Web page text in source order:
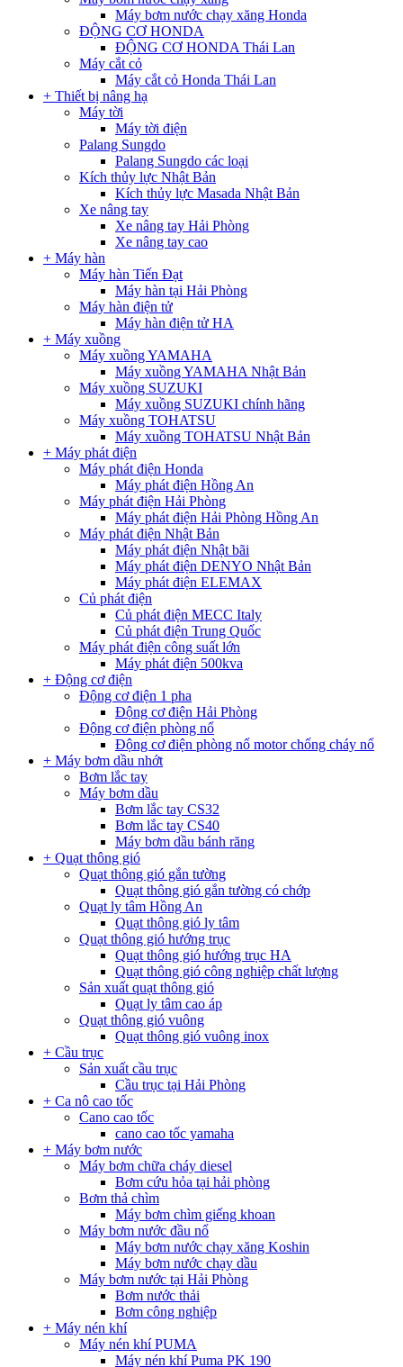
Máy bơm nước chạy xăng Honda
ĐỘNG CƠ HONDA
ĐỘNG CƠ HONDA Thái Lan
Máy cắt cỏ
Máy cắt cỏ Honda Thái Lan
+ Thiết bị nâng hạ
Máy tời
Máy tời điện
Palang Sungdo
Palang Sungdo các loại
Kích thủy lực Nhật Bản
Kích thủy lực Masada Nhật Bản
Xe nâng tay
Xe nâng tay Hải Phòng
Xe nâng tay cao
+ Máy hàn
Máy hàn Tiến Đạt
Máy hàn tại Hải Phòng
Máy hàn điện tử
Máy hàn điện tử HA
+ Máy xuồng
Máy xuồng YAMAHA
Máy xuồng YAMAHA Nhật Bản
Máy xuồng SUZUKI
Máy xuồng SUZUKI chính hãng
Máy xuồng TOHATSU
Máy xuồng TOHATSU Nhật Bản
+ Máy phát điện
Máy phát điện Honda
Máy phát điện Hồng An
Máy phát điện Hải Phòng
Máy phát điện Hải Phòng Hồng An
Máy phát điện Nhật Bản
Máy phát điện Nhật bãi
Máy phát điện DENYO Nhật Bản
Máy phát điện ELEMAX
Củ phát điện
Củ phát điện MECC Italy
Củ phát điện Trung Quốc
Máy phát điện công suất lớn
Máy phát điện 500kva
+ Động cơ điện
Động cơ điện 1 pha
Động cơ điện Hải Phòng
Động cơ điện phòng nổ
Động cơ điện phòng nổ motor chống cháy nổ
+ Máy bơm dầu nhớt
Bơm lắc tay
Máy bơm dầu
Bơm lắc tay CS32
Bơm lắc tay CS40
Máy bơm dầu bánh răng
+ Quạt thông gió
Quạt thông gió gắn tường
Quạt thông gió gắn tường có chớp
Quạt ly tâm Hồng An
Quạt thông gió ly tâm
Quạt thông gió hướng trục
Quạt thông gió hướng trục HA
Quạt thông gió công nghiệp chất lượng
Sản xuất quạt thông gió
Quạt ly tâm cao áp
Quạt thông gió vuông
Quạt thông gió vuông inox
+ Cầu trục
Sản xuất cầu trục
Cầu trục tại Hải Phòng
+ Ca nô cao tốc
Cano cao tốc
cano cao tốc yamaha
+ Máy bơm nước
Máy bơm chữa cháy diesel
Bơm cứu hỏa tại hải phòng
Bơm thả chìm
Máy bơm chìm giếng khoan
Máy bơm nước đầu nổ
Máy bơm nước chạy xăng Koshin
Máy bơm nước chạy dầu
Máy bơm nước tại Hải Phòng
Bơm nước thải
Bơm công nghiệp
+ Máy nén khí
Máy nén khí PUMA
Máy nén khí Puma PK 190